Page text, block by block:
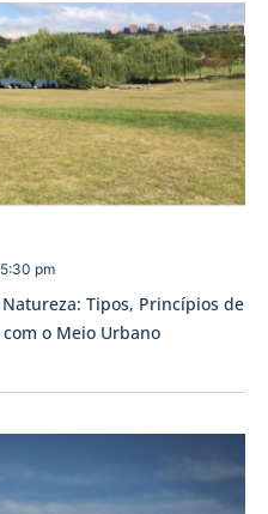
Tipos, Princípios de
o Meio Urbano
5:30 pm